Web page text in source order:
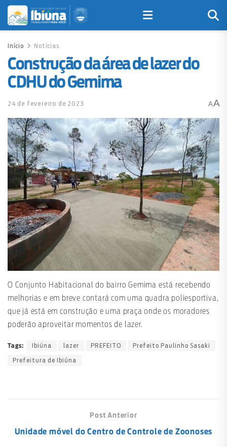
Início Notícias
Construção da área de lazer do
CDHU do Gemima
24 de fevereiro de 2023 AA
O Conjunto Habitacional do bairro Gemima está recebendo
melhorias e em breve contará com uma quadra poliesportiva,
que já está em construção e uma praça onde os moradores
poderão aproveitar momentos de lazer.
Tags: Ibiúna lazer PREFEITO Prefeito Paulinho Sasaki
Prefeitura de Ibiúna
Post Anterior
Unidade móvel do Centro de Controle de Zoonoses